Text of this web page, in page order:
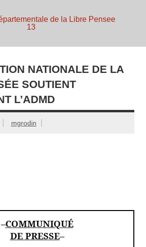
dieu ni maitre
NATIONALE DE LA
SOUTIENT
L’ADMD
mgrodin
–COMMUNIQUÉ
DE PRESSE–